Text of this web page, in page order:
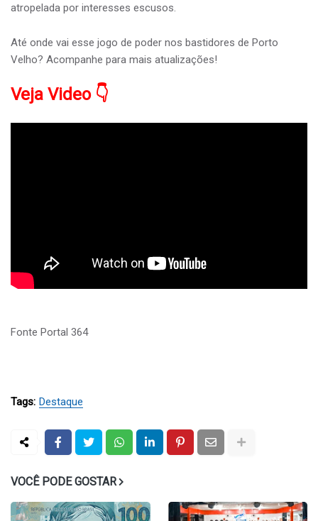
atropelada por interesses escusos.
Até onde vai esse jogo de poder nos bastidores de Porto
Velho? Acompanhe para mais atualizações!
Veja Video 👇
Fonte Portal 364
Tags: Destaque
VOCÊ PODE GOSTAR